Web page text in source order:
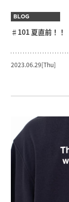
BLOG
♯101 夏直前！！
2023.06.29[Thu]